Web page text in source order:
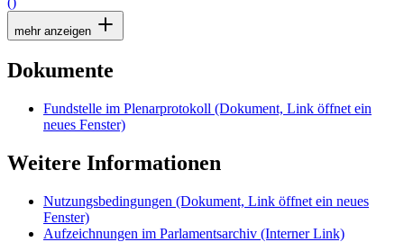
mehr anzeigen
Dokumente
Fundstelle im Plenarprotokoll (Dokument, Link öffnet ein
neues Fenster)
Weitere Informationen
Nutzungsbedingungen (Dokument, Link öffnet ein neues
Fenster)
Aufzeichnungen im Parlamentsarchiv (Interner Link)